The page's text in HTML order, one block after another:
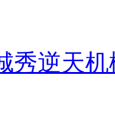
秀逆天机